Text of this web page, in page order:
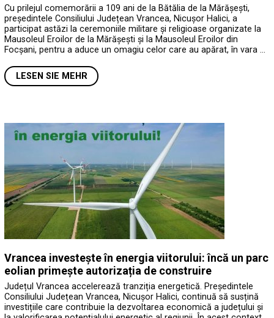
Cu prilejul comemorării a 109 ani de la Bătălia de la Mărășești,
președintele Consiliului Județean Vrancea, Nicușor Halici, a
participat astăzi la ceremoniile militare și religioase organizate la
Mausoleul Eroilor de la Mărășești și la Mausoleul Eroilor din
Focșani, pentru a aduce un omagiu celor care au apărat, în vara …
LESEN SIE MEHR
Vrancea investește în energia viitorului: încă un parc
eolian primește autorizația de construire
Județul Vrancea accelerează tranziția energetică. Președintele
Consiliului Județean Vrancea, Nicușor Halici, continuă să susțină
investițiile care contribuie la dezvoltarea economică a județului și